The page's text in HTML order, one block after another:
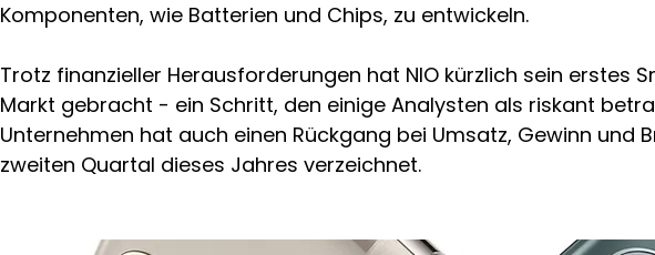
Komponenten, wie Batterien und Chips, zu entwickeln.
Trotz finanzieller Herausforderungen hat NIO kürzlich sein erstes
Markt gebracht - ein Schritt, den einige Analysten als riskant
Unternehmen hat auch einen Rückgang bei Umsatz, Gewinn und
zweiten Quartal dieses Jahres verzeichnet.